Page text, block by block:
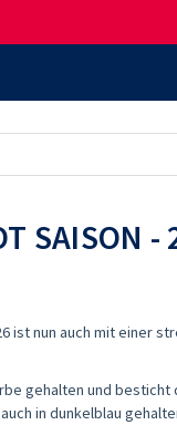
SAISON -
ist nun auch mit einer
gehalten und
in dunkelblau